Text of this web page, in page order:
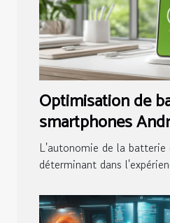
Optimisation de
smartphones
pour prolonger la
votre appareil
L'autonomie de la
déterminant dans